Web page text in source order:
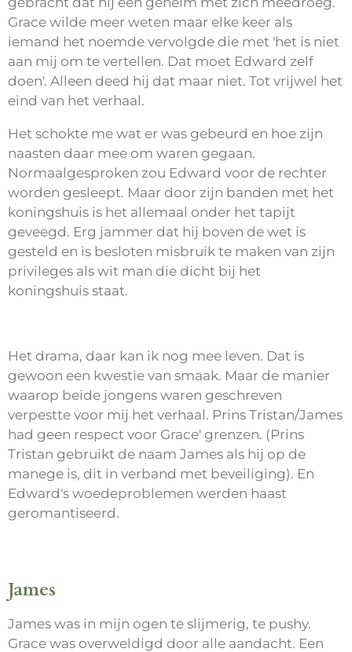
Grace wilde meer weten maar elke keer als
iemand het noemde vervolgde die met 'het is niet
aan mij om te vertellen. Dat moet Edward zelf
doen'. Alleen deed hij dat maar niet. Tot vrijwel het
eind van het verhaal.
Het schokte me wat er was gebeurd en hoe zijn
naasten daar mee om waren gegaan.
Normaalgesproken zou Edward voor de rechter
worden gesleept. Maar door zijn banden met het
koningshuis is het allemaal onder het tapijt
geveegd. Erg jammer dat hij boven de wet is
gesteld en is besloten misbruik te maken van zijn
privileges als wit man die dicht bij het
koningshuis staat.
Het drama, daar kan ik nog mee leven. Dat is
gewoon een kwestie van smaak. Maar de manier
waarop beide jongens waren geschreven
verpestte voor mij het verhaal. Prins Tristan/James
had geen respect voor Grace' grenzen. (Prins
Tristan gebruikt de naam James als hij op de
manege is, dit in verband met beveiliging). En
Edward's woedeproblemen werden haast
geromantiseerd.
James
James was in mijn ogen te slijmerig, te pushy.
Grace was overweldigd door alle aandacht. Een